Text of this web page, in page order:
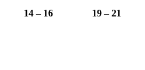
14 – 16 19 – 21